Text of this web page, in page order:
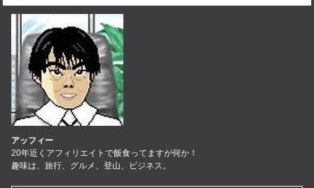
アッフィー
20年近くアフィリエイトで飯食ってますが何か！
趣味は、旅行、グルメ、登山、ビジネス。